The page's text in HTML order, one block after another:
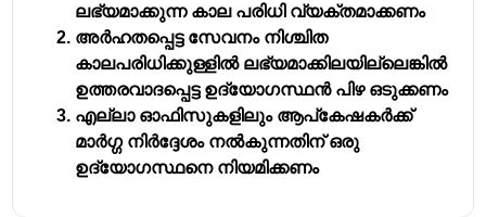
ലഭ്യമാക്കുന്ന കാല പരിധി വ്യക്തമാക്കണം
അർഹതപ്പെട്ട സേവനം നിശ്ചിത
കാലപരിധിക്കുള്ളിൽ ലഭ്യമാക്കിലയില്ലെങ്കിൽ
ഉത്തരവാദപ്പെട്ട ഉദ്യോഗസ്ഥൻ പിഴ ഒടുക്കണം
എല്ലാ ഓഫിസുകളിലും ആപ്കേഷകർക്ക്
മാർഗ്ഗ നിർദ്ദേശം നൽകുന്നതിന് ഒരു
ഉദ്യോഗസ്ഥനെ നിയമിക്കണം